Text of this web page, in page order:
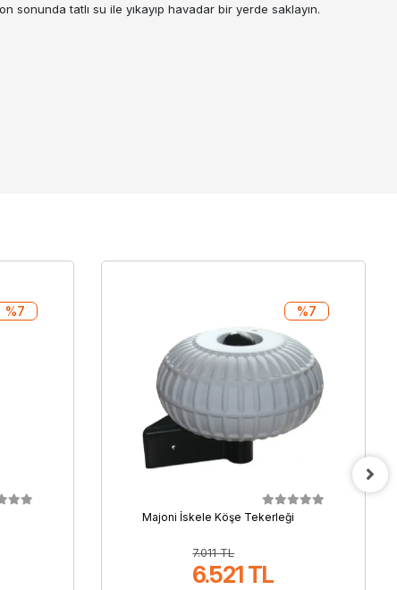
sonunda tatlı su ile yıkayıp havadar bir yerde saklayın.
%7
Majoni İskele Köşe Tekerleği
7.011 TL
6.521 TL
%7